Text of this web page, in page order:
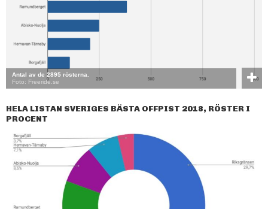
Antal av de 2895 rösterna.
Foto: Freeride.se
HELA LISTAN SVERIGES BÄSTA OFFPIST 2018, RÖSTER I
PROCENT